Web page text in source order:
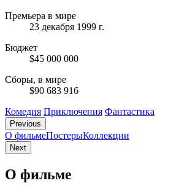
Премьера в мире
23 декабря 1999 г.
Бюджет
$45 000 000
Сборы, в мире
$90 683 916
Комедия Приключения Фантастика
Previous
О фильмеПостерыКоллекции
Next
О фильме